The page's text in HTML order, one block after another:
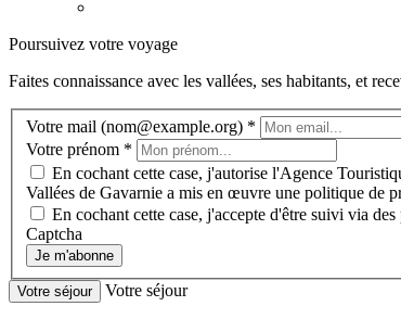
Poursuivez votre voyage
Faites connaissance avec les vallées, ses habitants, et
Votre mail (nom@example.org) *
Votre prénom *
En cochant cette case, j'autorise l'Agence
Vallées de Gavarnie a mis en œuvre une politique de
En cochant cette case, j'accepte d'être suivi via
Captcha
Je m'abonne
Votre séjour Votre séjour